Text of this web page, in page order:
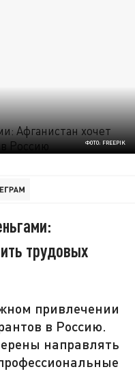
ФОТО: FREEPIK
трудовых
привлечении
в Россию.
направлять